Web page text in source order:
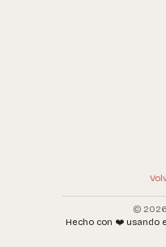
©
Hecho con ❤️ usando